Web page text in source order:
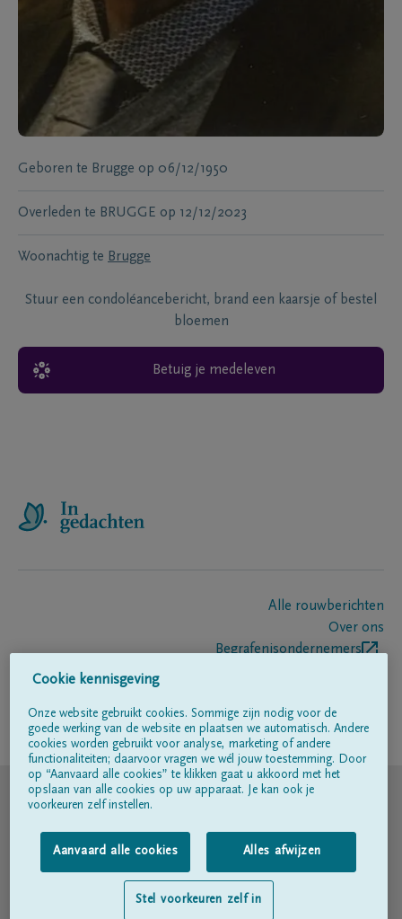
Geboren te Brugge op 06/12/1950
Overleden te BRUGGE op 12/12/2023
Woonachtig te Brugge
Stuur een condoléancebericht, brand een kaarsje of bestel
bloemen
Betuig je medeleven
Alle rouwberichten
Over ons
Begrafenisondernemers
Volg ons op
© DELA
Gebruiksvoorwaarden
Privacyverklaring
Toegankelijkheidsverklaring
Cookie kennisgeving
Onze website gebruikt cookies. Sommige zijn nodig voor de
goede werking van de website en plaatsen we automatisch. Andere
cookies worden gebruikt voor analyse, marketing of andere
functionaliteiten; daarvoor vragen we wél jouw toestemming. Door
op “Aanvaard alle cookies” te klikken gaat u akkoord met het
opslaan van alle cookies op uw apparaat. Je kan ook je
voorkeuren zelf instellen.
Aanvaard alle cookies Alles afwijzen
Stel voorkeuren zelf in